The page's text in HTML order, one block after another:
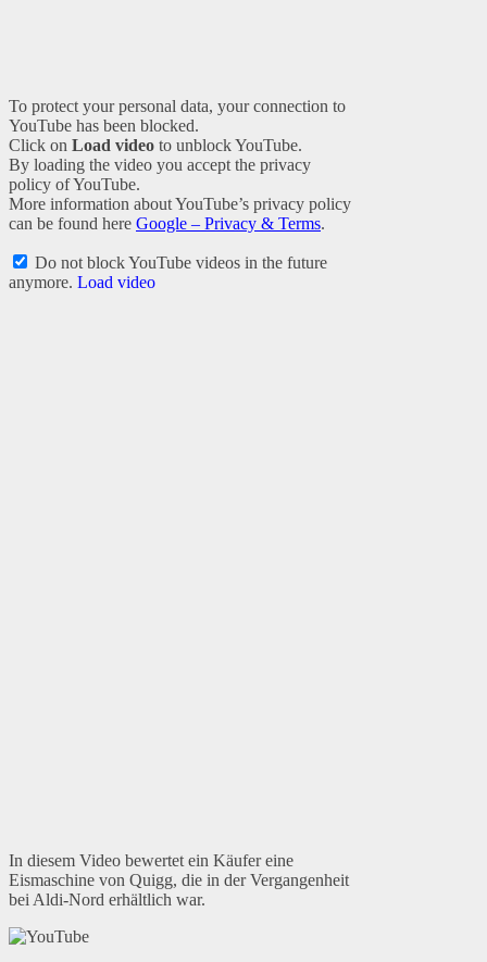
To protect your personal data, your connection to
YouTube has been blocked.
Click on Load video to unblock YouTube.
By loading the video you accept the privacy
policy of YouTube.
More information about YouTube’s privacy policy
can be found here Google – Privacy & Terms.
Do not block YouTube videos in the future
anymore. Load video
In diesem Video bewertet ein Käufer eine
Eismaschine von Quigg, die in der Vergangenheit
bei Aldi-Nord erhältlich war.